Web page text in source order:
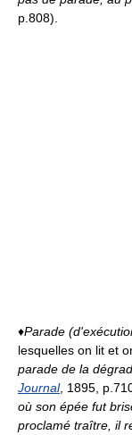
p.808).
♦Parade
lesquelles on lit et
parade de la
Journal, 1895,
où son épée fut
proclamé traître, il